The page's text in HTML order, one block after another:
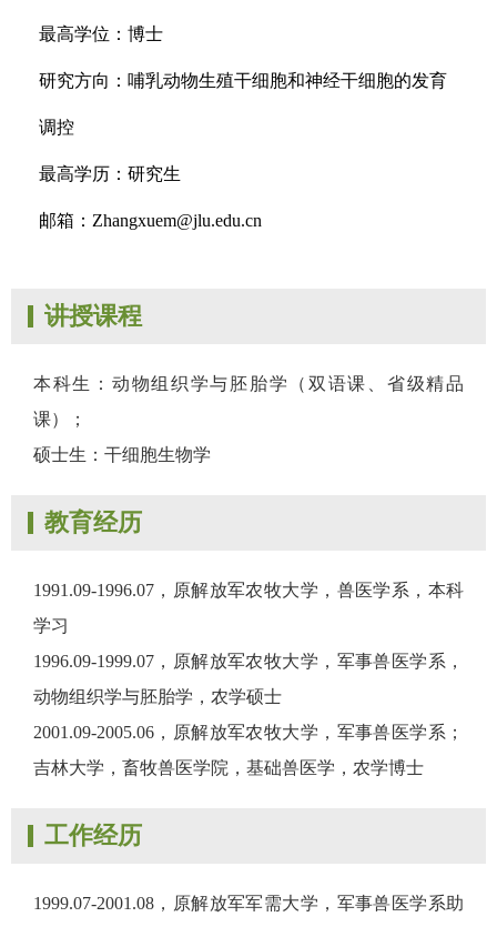
最高学位：博士
研究方向：哺乳动物生殖干细胞和神经干细胞的发育
调控
最高学历：研究生
邮箱：Zhangxuem@jlu.edu.cn
讲授课程
本科生：动物组织学与胚胎学（双语课、省级精品
课）；
硕士生：干细胞生物学
教育经历
1991.09-1996.07，原解放军农牧大学，兽医学系，本科
学习
1996.09-1999.07，原解放军农牧大学，军事兽医学系，
动物组织学与胚胎学，农学硕士
2001.09-2005.06，原解放军农牧大学，军事兽医学系；
吉林大学，畜牧兽医学院，基础兽医学，农学博士
工作经历
1999.07-2001.08，原解放军军需大学，军事兽医学系助